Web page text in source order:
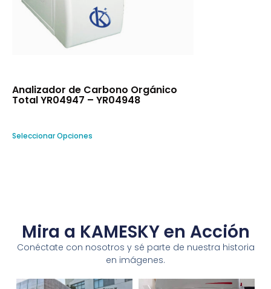
Analizador de Carbono Orgánico
Total YR04947 – YR04948
Seleccionar Opciones
Mira a KAMESKY en Acción
Conéctate con nosotros y sé parte de nuestra historia
en imágenes.